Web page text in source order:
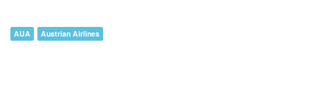
AUA Austrian Airlines